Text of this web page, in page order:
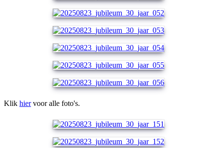
Klik hiervoor alle foto's.